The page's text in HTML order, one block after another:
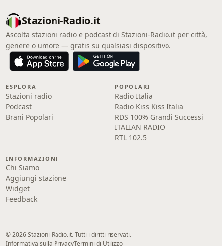
Stazioni-Radio.it
Ascolta stazioni radio e podcast di Stazioni-Radio.it per città,
genere o umore — gratis su qualsiasi dispositivo.
ESPLORA
Stazioni radio
Podcast
Brani Popolari
POPOLARI
Radio Italia
Radio Kiss Kiss Italia
RDS 100% Grandi Successi
ITALIAN RADIO
RTL 102.5
INFORMAZIONI
Chi Siamo
Aggiungi stazione
Widget
Feedback
© 2026 Stazioni-Radio.it. Tutti i diritti riservati.
Informativa sulla PrivacyTermini di Utilizzo